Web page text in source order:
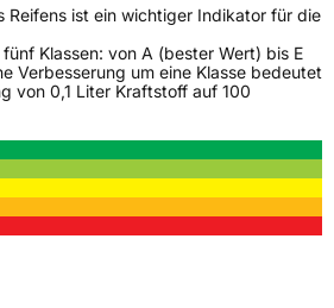
Reifens ist ein wichtiger Indikator für die
Klassen: von A (bester Wert) bis E
Verbesserung um eine Klasse bedeutet
von 0,1 Liter Kraftstoff auf 100